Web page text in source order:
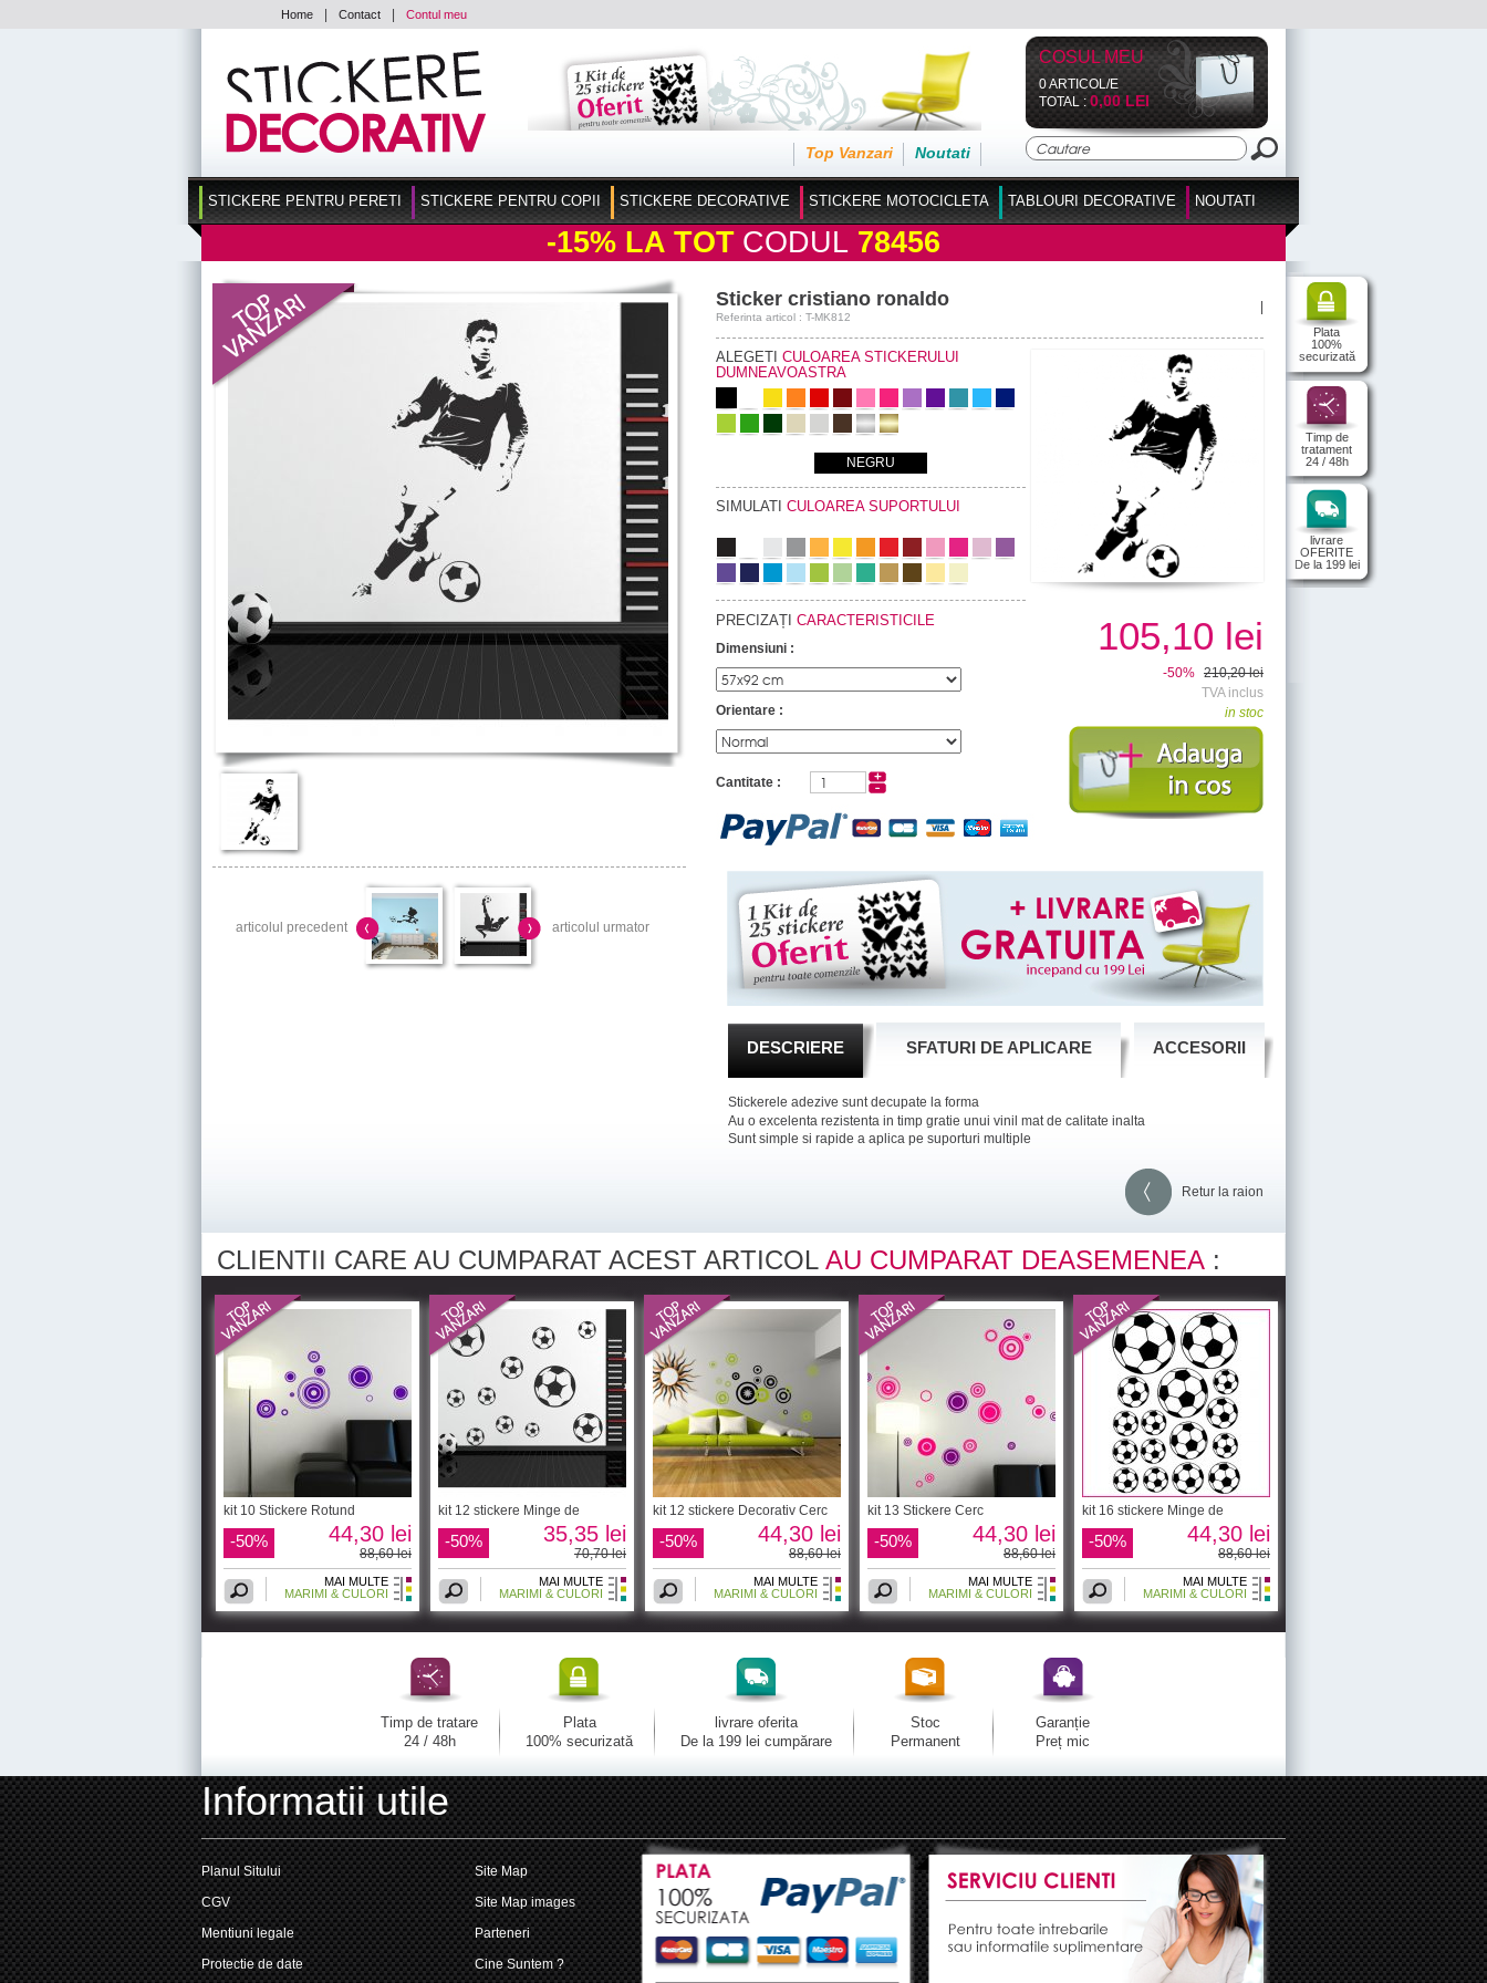
Home Contact Contul meu
Noutati
Top Vanzari
COSUL MEU
0 ARTICOL/E
TOTAL : 0,00 LEI
STICKERE PENTRU PERETI STICKERE PENTRU COPII STICKERE DECORATIVE STICKERE MOTOCICLETA TABLOURI DECORATIVE NOUTATI
-15% LA TOT CODUL 78456
Plata
100%
securizată
Timp de
tratament
24 / 48h
livrare
OFERITE
De la 199 lei
articolul precedent articolul urmator
Sticker cristiano ronaldo
Referinta articol : T-MK812
|
ALEGETI CULOAREA STICKERULUI
DUMNEAVOASTRA
NEGRU
SIMULATI CULOAREA SUPORTULUI
PRECIZAȚI CARACTERISTICILE
Dimensiuni :
Orientare :
Cantitate :
105,10 lei
-50% 210,20 lei
TVA inclus
in stoc
DESCRIERE SFATURI DE APLICARE ACCESORII
Stickerele adezive sunt decupate la forma
Au o excelenta rezistenta in timp gratie unui vinil mat de calitate inalta
Sunt simple si rapide a aplica pe suporturi multiple
Retur la raion
CLIENTII CARE AU CUMPARAT ACEST ARTICOL AU CUMPARAT DEASEMENEA :
kit 10 Stickere Rotund
-50% 44,30 lei
88,60 lei
MAI MULTE
MARIMI & CULORI
kit 12 stickere Minge de
-50% 35,35 lei
70,70 lei
MAI MULTE
MARIMI & CULORI
kit 12 stickere Decorativ Cerc
-50% 44,30 lei
88,60 lei
MAI MULTE
MARIMI & CULORI
kit 13 Stickere Cerc
-50% 44,30 lei
88,60 lei
MAI MULTE
MARIMI & CULORI
kit 16 stickere Minge de
-50% 44,30 lei
88,60 lei
MAI MULTE
MARIMI & CULORI
Timp de tratare
24 / 48h
Plata
100% securizată
livrare oferita
De la 199 lei cumpărare
Stoc
Permanent
Garanție
Preț mic
Informatii utile
Planul Sitului
CGV
Mentiuni legale
Protectie de date
Site Map
Site Map images
Parteneri
Cine Suntem ?